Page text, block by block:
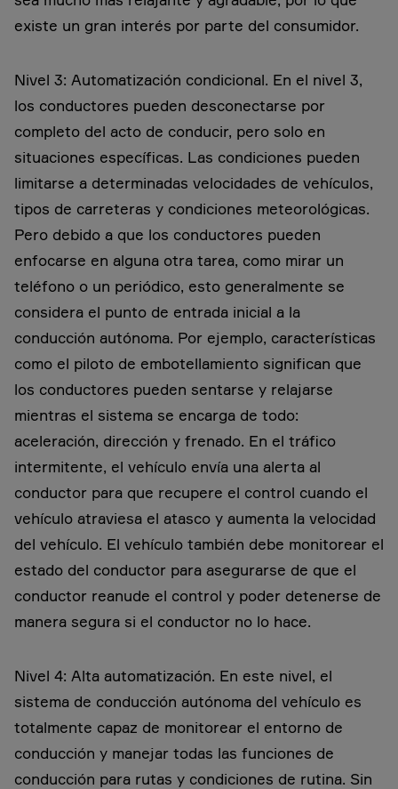
existe un gran interés por parte del consumidor.
Nivel 3: Automatización condicional. En el nivel 3,
los conductores pueden desconectarse por
completo del acto de conducir, pero solo en
situaciones específicas. Las condiciones pueden
limitarse a determinadas velocidades de vehículos,
tipos de carreteras y condiciones meteorológicas.
Pero debido a que los conductores pueden
enfocarse en alguna otra tarea, como mirar un
teléfono o un periódico, esto generalmente se
considera el punto de entrada inicial a la
conducción autónoma. Por ejemplo, características
como el piloto de embotellamiento significan que
los conductores pueden sentarse y relajarse
mientras el sistema se encarga de todo:
aceleración, dirección y frenado. En el tráfico
intermitente, el vehículo envía una alerta al
conductor para que recupere el control cuando el
vehículo atraviesa el atasco y aumenta la velocidad
del vehículo. El vehículo también debe monitorear el
estado del conductor para asegurarse de que el
conductor reanude el control y poder detenerse de
manera segura si el conductor no lo hace.
Nivel 4: Alta automatización. En este nivel, el
sistema de conducción autónoma del vehículo es
totalmente capaz de monitorear el entorno de
conducción y manejar todas las funciones de
conducción para rutas y condiciones de rutina. Sin